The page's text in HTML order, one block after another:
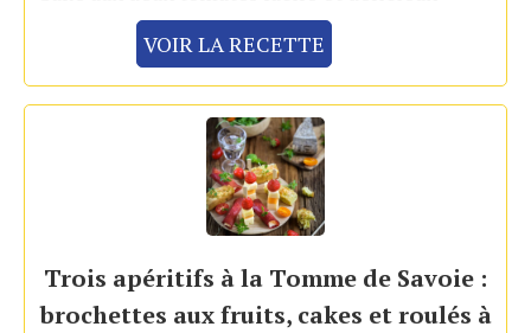
VOIR LA RECETTE
Trois apéritifs à la Tomme de Savoie :
brochettes aux fruits, cakes et roulés à